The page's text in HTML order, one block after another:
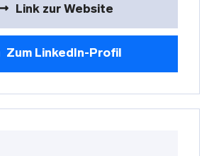
Link zur Website
Zum LinkedIn-Profil